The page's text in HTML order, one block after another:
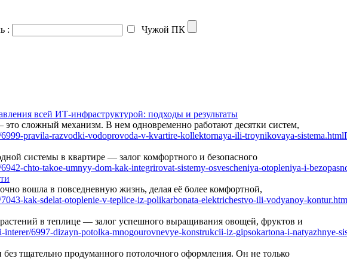
: Чужой ПК
всей ИТ-инфраструктурой: подходы и результаты
сложный механизм. В нем одновременно работают десятки систем,
системы в квартире — залог комфортного и безопасного
вошла в повседневную жизнь, делая её более комфортной,
в теплице — залог успешного выращивания овощей, фруктов и
тщательно продуманного потолочного оформления. Он не только